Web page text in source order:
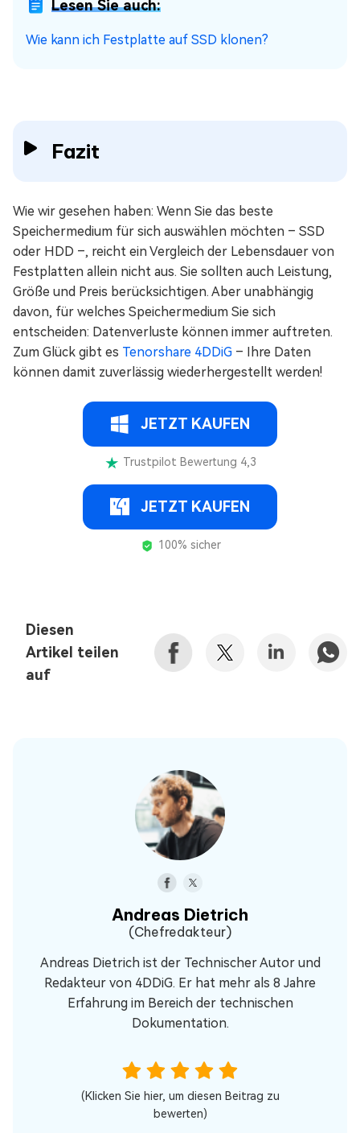
Lesen Sie auch:
Wie kann ich Festplatte auf SSD klonen?
Fazit
Wie wir gesehen haben: Wenn Sie das beste
Speichermedium für sich auswählen möchten – SSD
oder HDD –, reicht ein Vergleich der Lebensdauer von
Festplatten allein nicht aus. Sie sollten auch Leistung,
Größe und Preis berücksichtigen. Aber unabhängig
davon, für welches Speichermedium Sie sich
entscheiden: Datenverluste können immer auftreten.
Zum Glück gibt es Tenorshare 4DDiG – Ihre Daten
können damit zuverlässig wiederhergestellt werden!
JETZT KAUFEN
Trustpilot Bewertung 4,3
JETZT KAUFEN
100% sicher
Diesen
Artikel teilen
auf
Andreas Dietrich
(Chefredakteur)
Andreas Dietrich ist der Technischer Autor und
Redakteur von 4DDiG. Er hat mehr als 8 Jahre
Erfahrung im Bereich der technischen
Dokumentation.
(Klicken Sie hier, um diesen Beitrag zu
bewerten)